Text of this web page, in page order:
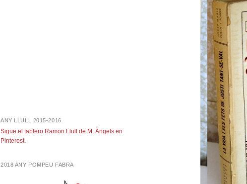
ANY LLULL 2015-2016
Sigue el tablero Ramon Llull de M. Àngels en
Pinterest.
2018 ANY POMPEU FABRA